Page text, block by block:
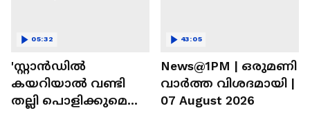
'സ്റ്റാൻഡിൽ
കയറിയാൽ വണ്ടി
തല്ലി പൊളിക്കുമെന്ന
05:32
News@1PM | ഒരുമണി
വാർത്ത വിശദമായി |
07 August 2026
43:05